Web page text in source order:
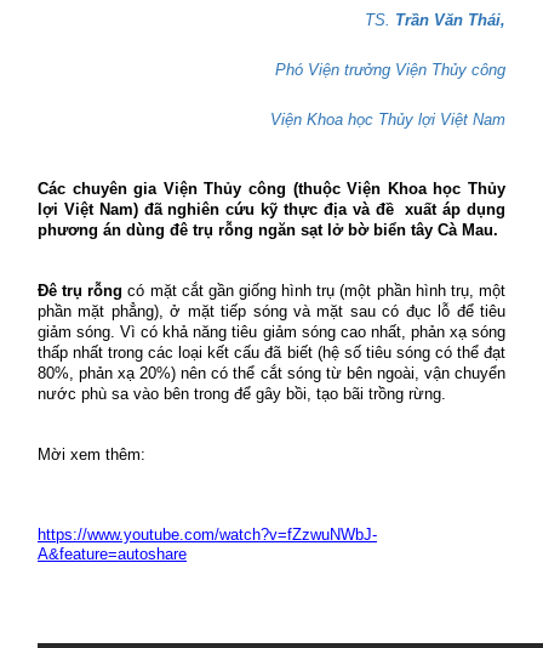
TS. Trần Văn Thái,
Phó Viện trưởng Viện Thủy công
Viện Khoa học Thủy lợi Việt Nam
Các chuyên gia Viện Thủy công (thuộc Viện Khoa học Thủy
lợi Việt Nam) đã nghiên cứu kỹ thực địa và đề
xuất áp dụng
phương án dùng đê trụ rỗng ngăn sạt lở bờ biển tây Cà Mau.
Đê trụ rỗng có mặt cắt gần giống hình trụ (một phần hình trụ, một
phần mặt phẳng), ở mặt tiếp sóng và mặt sau có đục lỗ để tiêu
giảm sóng. Vì có khả năng tiêu giảm sóng cao nhất, phản xạ sóng
thấp nhất trong các loại kết cấu đã biết (hệ số tiêu sóng có thể đạt
80%, phản xạ 20%) nên có thể cắt sóng từ bên ngoài, vận chuyển
nước phù sa vào bên trong để gây bồi, tạo bãi trồng rừng.
Mời xem thêm:
https://www.youtube.com/watch?v=fZzwuNWbJ-
A&feature=autoshare